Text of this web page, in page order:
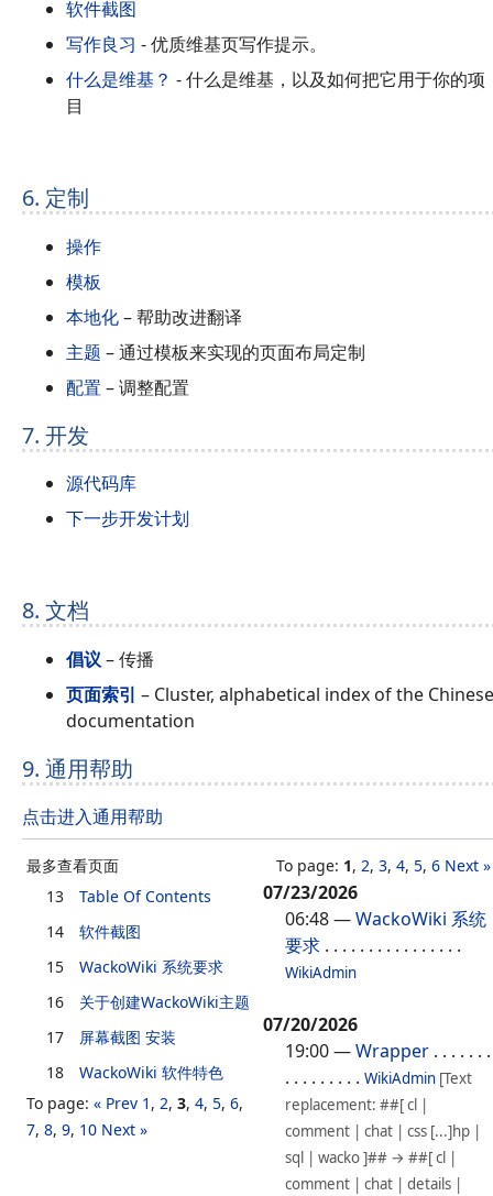
软件截图
写作良习 - 优质维基页写作提示。
什么是维基？ - 什么是维基，以及如何把它用于你的项
目
6. 定制
操作
模板
本地化– 帮助改进翻译
主题 – 通过模板来实现的页面布局定制
配置 – 调整配置
7. 开发
源代码库
下一步开发计划
8. 文档
倡议 – 传播
页面索引 – Cluster, alphabetical index of the Chinese
documentation
9. 通用帮助
点击进入通用帮助
最多查看页面
13
Table Of Contents
14
软件截图
15
WackoWiki 系统要求
16
关于创建WackoWiki主题
17
屏幕截图 安装
18
WackoWiki 软件特色
To page: « Prev 1 , 2, 3, 4, 5, 6,
7, 8, 9, 10 Next »
To page: 1, 2, 3, 4, 5, 6 Next »
07/23/2026
06:48—WackoWiki 系统
要求 . . . . . . . . . . . . . . . .
WikiAdmin
07/20/2026
19:00—Wrapper . . . . . . .
. . . . . . . . . WikiAdmin [Text
replacement: ##[ cl |
comment | chat | css [...]hp |
sql | wacko ]## → ##[ cl |
comment | chat | details |